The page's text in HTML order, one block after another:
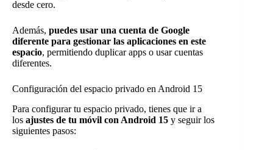
desde cero.
Además, puedes usar una cuenta de Google
diferente para gestionar las aplicaciones en este
espacio, permitiendo duplicar apps o usar cuentas
diferentes.
Configuración del espacio privado en Android 15
Para configurar tu espacio privado, tienes que ir a
los ajustes de tu móvil con Android 15 y seguir los
siguientes pasos: